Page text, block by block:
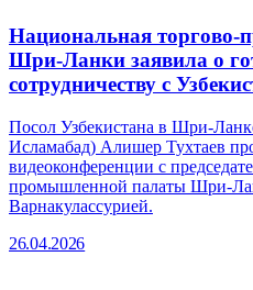
Национальная
Шри-Ланки заявила о
сотрудничеству с
Посол Узбекистана в Шри-
Исламабад) Алишер Тухтаев
видеоконференции с
промышленной палаты Шри-
Варнакулассурией.
26.04.2026